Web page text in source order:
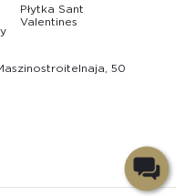
Płytka Sant
Valentines
50